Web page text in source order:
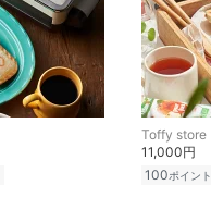
Toffy store
11,000円
100ポイント